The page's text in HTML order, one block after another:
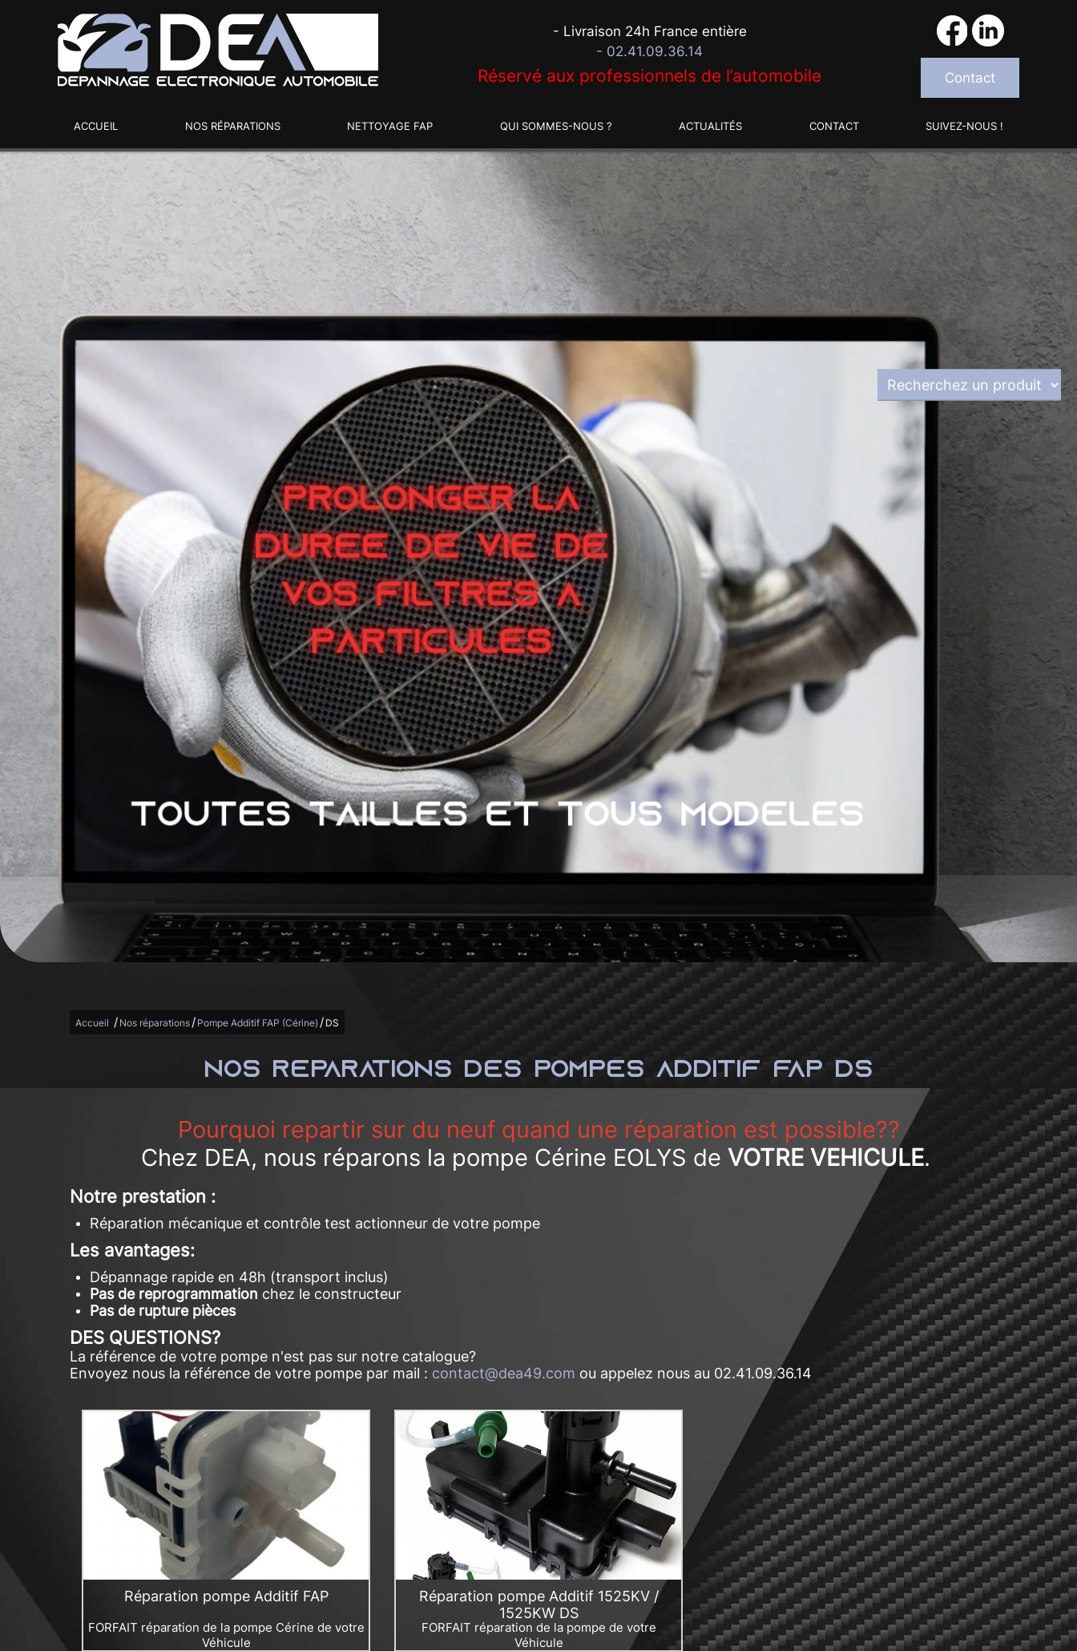
- Livraison 24h France entière
- 02.41.09.36.14
Réservé aux professionnels de l’automobile Contact
ACCUEIL NOS RÉPARATIONS NETTOYAGE FAP QUI SOMMES-NOUS ? ACTUALITÉS CONTACT SUIVEZ-NOUS !
Découvrir Demandez votre Devis
Besoin d'une réparationADBLUE ?
Réservoir ou calculateur,
nous sommes le spécialiste du Code P20E8 chez PSA
Découvrir Demandez votre Devis
Accueil / Nos réparations / Pompe Additif FAP (Cérine) / DS
NOS REPARATIONS DES POMPES ADDITIF FAP DS
Pourquoi repartir sur du neuf quand une réparation est possible??
Chez DEA, nous réparons la pompe Cérine EOLYS de VOTRE VEHICULE.
Notre prestation :
Réparation mécanique et contrôle test actionneur de votre pompe
Les avantages:
Dépannage rapide en 48h (transport inclus)
Pas de reprogrammation chez le constructeur
Pas de rupture pièces
DES QUESTIONS?
La référence de votre pompe n'est pas sur notre catalogue?
Envoyez nous la référence de votre pompe par mail : contact@dea49.com ou appelez nous au 02.41.09.36.14
Réparation pompe Additif FAP
FORFAIT réparation de la pompe Cérine de votre
Véhicule
Réparation pompe Additif 1525KV /
1525KW DS
FORFAIT réparation de la pompe de votre
Véhicule